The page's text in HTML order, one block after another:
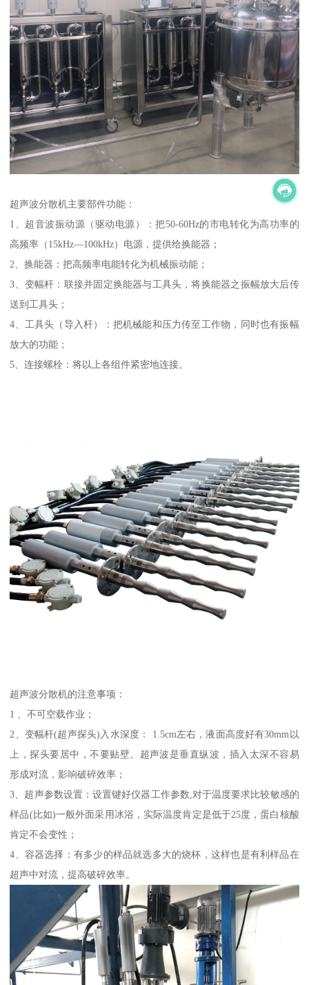
超声波分散机主要部件功能：
1、超音波振动源（驱动电源）：把50-60Hz的市电转化为高功率的
高频率（15kHz—100kHz）电源，提供给换能器；
2、换能器：把高频率电能转化为机械振动能；
3、变幅杆：联接并固定换能器与工具头，将换能器之振幅放大后传
送到工具头；
4、工具头（导入杆）：把机械能和压力传至工作物，同时也有振幅
放大的功能；
5、连接螺栓：将以上各组件紧密地连接。
超声波分散机的注意事项：
1 、不可空载作业；
2、变幅杆(超声探头)入水深度： 1.5cm左右，液面高度好有30mm以
上，探头要居中，不要贴壁。超声波是垂直纵波，插入太深不容易
形成对流，影响破碎效率；
3、超声参数设置：设置键好仪器工作参数,对于温度要求比较敏感的
样品(比如)一般外面采用冰浴，实际温度肯定是低于25度，蛋白核酸
肯定不会变性；
4、容器选择：有多少的样品就选多大的烧杯，这样也是有利样品在
超声中对流，提高破碎效率。